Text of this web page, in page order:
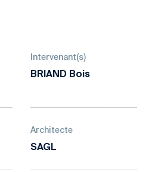
Intervenant(s)
BRIAND Bois
Architecte
SAGL